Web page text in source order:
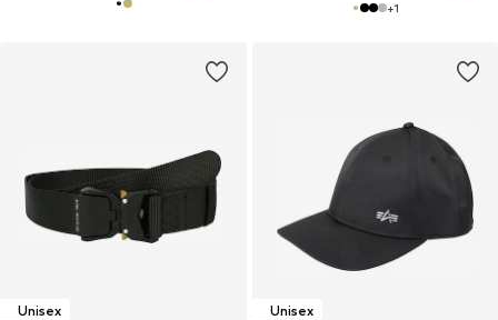
+1
Unisex
Unisex